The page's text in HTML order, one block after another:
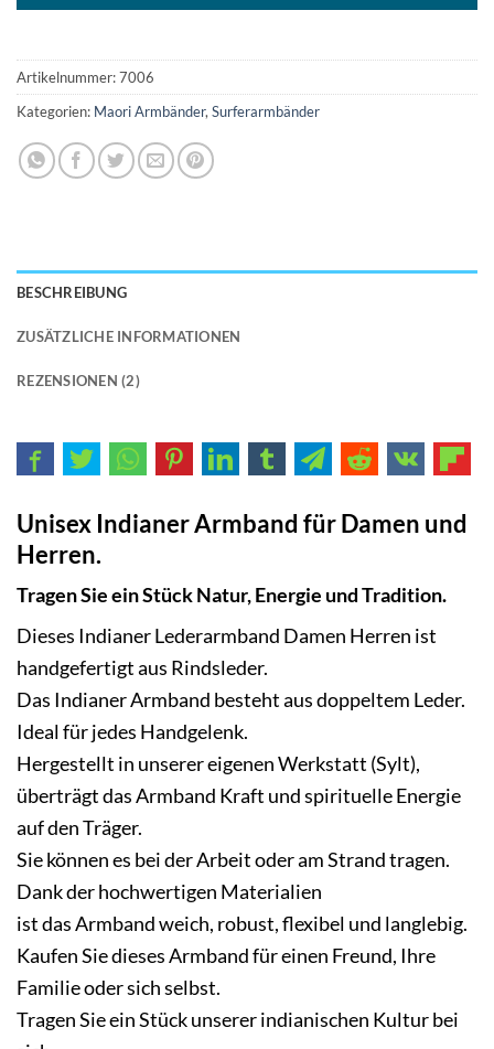
Artikelnummer:7006
Kategorien: Maori Armbänder, Surferarmbänder
BESCHREIBUNG
ZUSÄTZLICHE INFORMATIONEN
REZENSIONEN (2)
Unisex Indianer Armband für Damen und
Herren.
Tragen Sie ein Stück Natur, Energie und Tradition.
Dieses Indianer Lederarmband Damen Herren ist
handgefertigt aus Rindsleder.
Das Indianer Armband besteht aus doppeltem Leder.
Ideal für jedes Handgelenk.
Hergestellt in unserer eigenen Werkstatt (Sylt),
überträgt das Armband Kraft und spirituelle Energie
auf den Träger.
Sie können es bei der Arbeit oder am Strand tragen.
Dank der hochwertigen Materialien
ist das Armband weich, robust, flexibel und langlebig.
Kaufen Sie dieses Armband für einen Freund, Ihre
Familie oder sich selbst.
Tragen Sie ein Stück unserer indianischen Kultur bei